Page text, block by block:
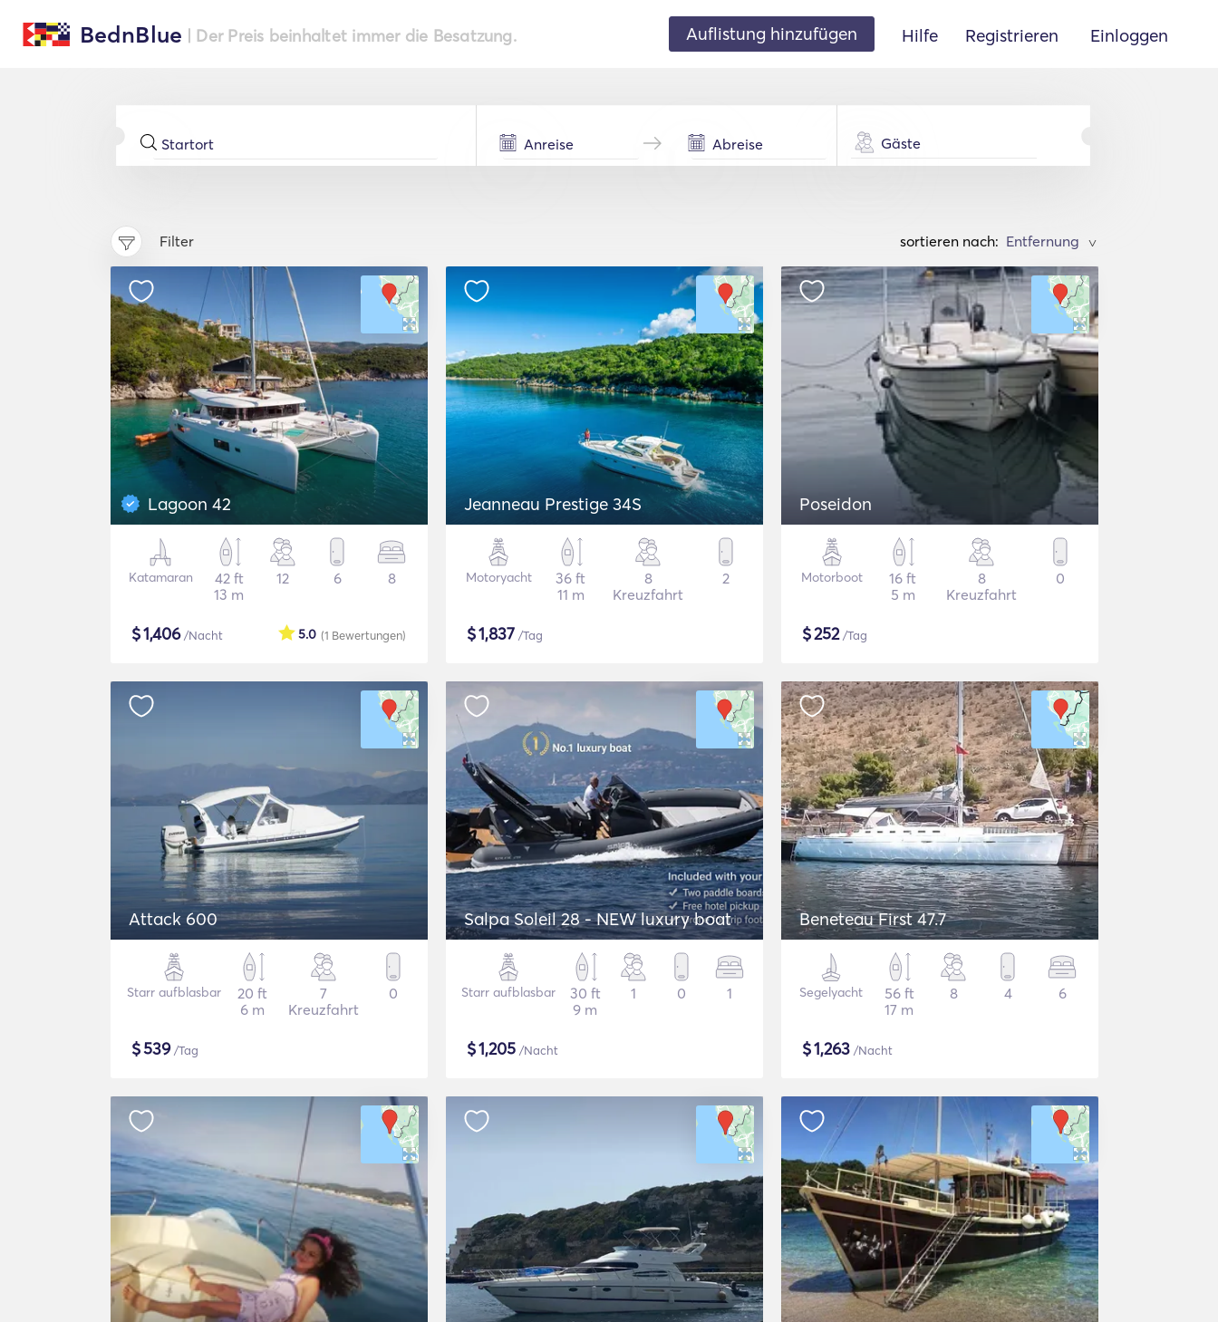
BednBlue | Der Preis beinhaltet immer die Besatzung. Auflistung hinzufügen Hilfe Registrieren Einloggen
Gäste
Filter sortieren nach: >
Lagoon 42
Katamaran
42 ft
13 m
12 6 8
$1,406/Nacht (1 Bewertungen)
5.0
Jeanneau Prestige 34S
Motoryacht
36 ft
11 m
8
Kreuzfahrt
2
$1,837 /Tag
Poseidon
Motorboot
16 ft
5 m
8
Kreuzfahrt
0
$252/Tag
Attack 600
Starr aufblasbar
20 ft
6 m
7
Kreuzfahrt
0
$539/Tag
Salpa Soleil 28 - NEW luxury boat
Starr aufblasbar
30 ft
9 m
1 0 1
$1,205 /Nacht
Beneteau First 47.7
Segelyacht
56 ft
17 m
8 4 6
$1,263 /Nacht